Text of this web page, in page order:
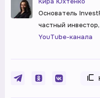
Основатель
частный
YouTube-канала